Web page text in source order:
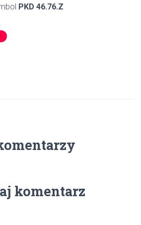
PKD 46.76.Z
komentarz